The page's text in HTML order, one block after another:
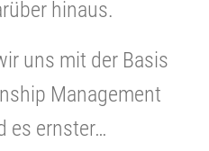
hinaus.
uns mit der Basis
Management
es ernster…